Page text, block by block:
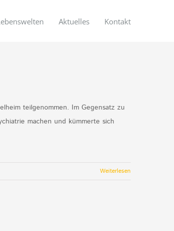
Aktuelles Kontakt
teilgenommen. Im Gegensatz zu
machen und kümmerte sich
Weiterlesen